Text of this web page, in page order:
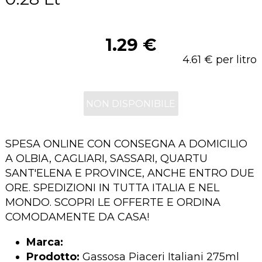
1.29 €
4.61 € per litro
NON DISPONIBILE
SPESA ONLINE CON CONSEGNA A DOMICILIO
A OLBIA, CAGLIARI, SASSARI, QUARTU
SANT'ELENA E PROVINCE, ANCHE ENTRO DUE
ORE. SPEDIZIONI IN TUTTA ITALIA E NEL
MONDO. SCOPRI LE OFFERTE E ORDINA
COMODAMENTE DA CASA!
Marca:
Prodotto: Gassosa Piaceri Italiani 275ml